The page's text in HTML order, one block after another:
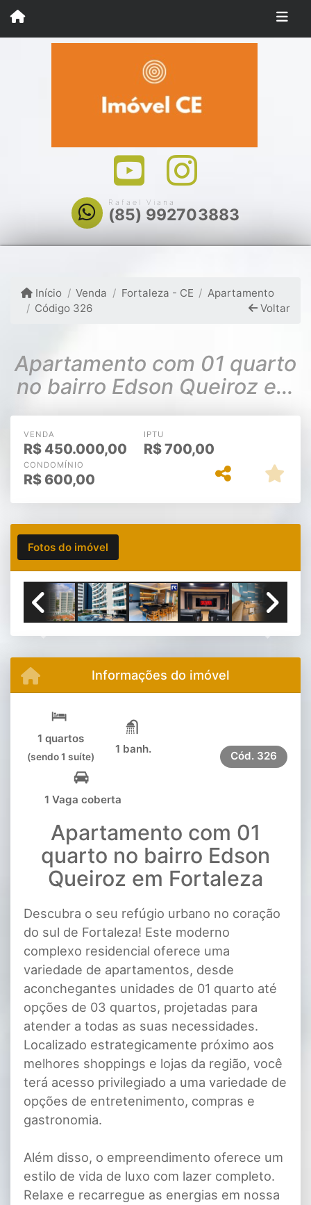
Rafael Viana
(85) 992703883
Início Venda Fortaleza - CE
Apartamento
Código 326
Voltar
Apartamento com 01 quarto
no bairro Edson Queiroz em
Fortaleza
VENDA
R$ 450.000,00
IPTU
R$700,00
CONDOMÍNIO
R$ 600,00
Fotos do imóvel
Previous Next
Informações do imóvel
1 quartos
(sendo 1 suíte)
1 banh.
1 Vaga coberta
Cód. 326
Apartamento com 01
quarto no bairro Edson
Queiroz em Fortaleza
Descubra o seu refúgio urbano no coração
do sul de Fortaleza! Este moderno
complexo residencial oferece uma
variedade de apartamentos, desde
aconchegantes unidades de 01 quarto até
opções de 03 quartos, projetadas para
atender a todas as suas necessidades.
Localizado estrategicamente próximo aos
melhores shoppings e lojas da região, você
terá acesso privilegiado a uma variedade de
opções de entretenimento, compras e
gastronomia.
Além disso, o empreendimento oferece um
estilo de vida de luxo com lazer completo.
Relaxe e recarregue as energias em nossa